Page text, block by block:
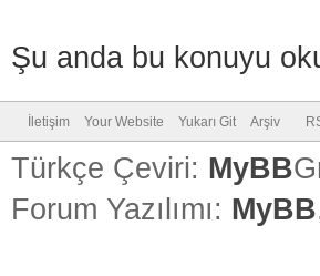
Şu anda bu konuyu
İletişim Your Website Yukarı Git Arşiv
Türkçe Çeviri: MyBB
Forum Yazılımı: MyBB